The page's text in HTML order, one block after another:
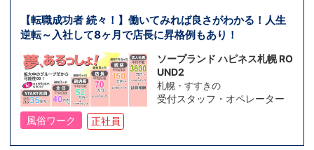
【転職成功者 続々！】働いてみれば良さがわかる！人生
逆転～入社して8ヶ月で店長に昇格例もあり！
ソープランド ハピネス札幌 RO
UND2
札幌・すすきの
受付スタッフ・オペレーター
風俗ワーク
正社員